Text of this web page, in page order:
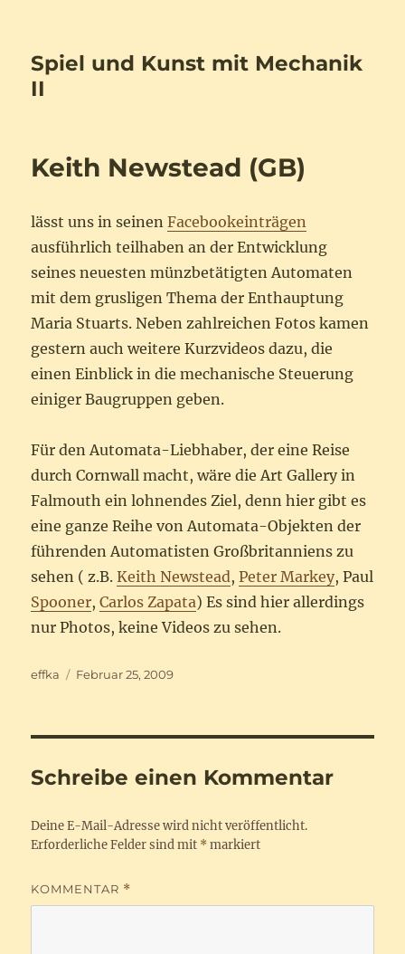
Spiel und Kunst mit Mechanik
II
Keith Newstead (GB)
lässt uns in seinenFacebookeinträgen
ausführlich teilhaben an der Entwicklung
seines neuesten münzbetätigten Automaten
mit dem grusligen Thema der Enthauptung
Maria Stuarts. Neben zahlreichen Fotos kamen
gestern auch weitere Kurzvideos dazu, die
einen Einblick in die mechanische Steuerung
einiger Baugruppen geben.
Für den Automata-Liebhaber, der eine Reise
durch Cornwall macht, wäre die Art Gallery in
Falmouth ein lohnendes Ziel, denn hier gibt es
eine ganze Reihe von Automata-Objekten der
führenden Automatisten Großbritanniens zu
sehen ( z.B.Keith Newstead,Peter Markey, Paul
Spooner,Carlos Zapata) Es sind hier allerdings
nur Photos, keine Videos zu sehen.
Autor
effka
Veröffentlicht
Februar 25, 2009
Schreibe einen Kommentar
Deine E-Mail-Adresse wird nicht veröffentlicht.
Erforderliche Felder sind mit * markiert
KOMMENTAR *